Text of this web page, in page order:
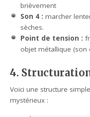
brièvement
Son 4 : marcher
sèches.
Point de tension :
objet métallique (son
4.
Voici une structure
mystérieux :